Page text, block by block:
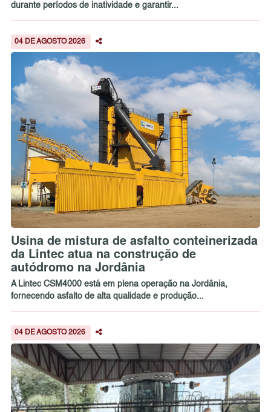
durante períodos de inatividade e garantir...
04 DE AGOSTO 2026
Usina de mistura de asfalto conteinerizada
da Lintec atua na construção de
autódromo na Jordânia
A Lintec CSM4000 está em plena operação na Jordânia,
fornecendo asfalto de alta qualidade e produção...
04 DE AGOSTO 2026